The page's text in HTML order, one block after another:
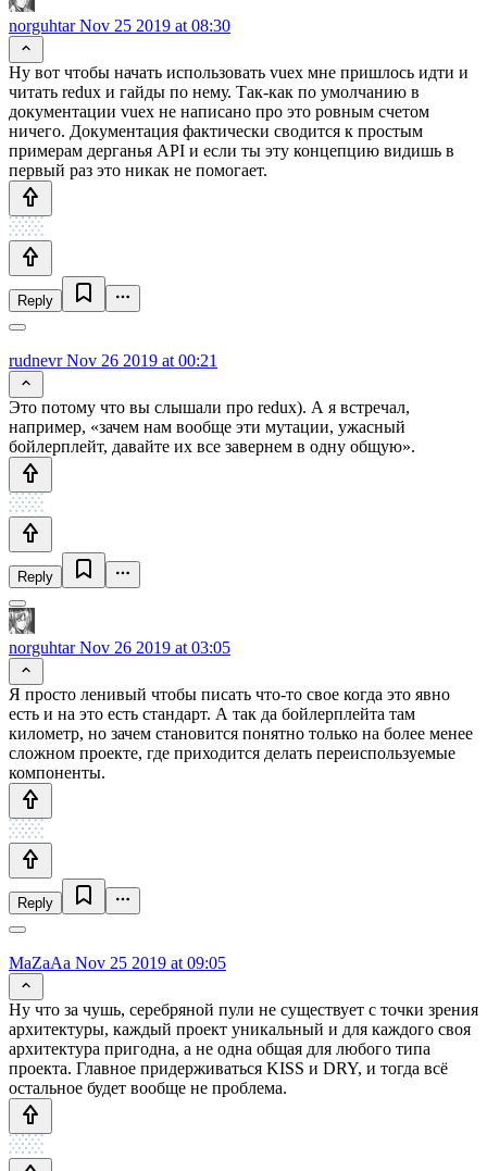
norguhtarNov 25 2019 at 08:30
Ну вот чтобы начать использовать vuex мне пришлось идти и
читать redux и гайды по нему. Так-как по умолчанию в
документации vuex не написано про это ровным счетом
ничего. Документация фактически сводится к простым
примерам дерганья API и если ты эту концепцию видишь в
первый раз это никак не помогает.
Reply
rudnevrNov 26 2019 at 00:21
Это потому что вы слышали про redux). А я встречал,
например, «зачем нам вообще эти мутации, ужасный
бойлерплейт, давайте их все завернем в одну общую».
Reply
norguhtarNov 26 2019 at 03:05
Я просто ленивый чтобы писать что-то свое когда это явно
есть и на это есть стандарт. А так да бойлерплейта там
километр, но зачем становится понятно только на более менее
сложном проекте, где приходится делать переиспользуемые
компоненты.
Reply
MaZaAa Nov 25 2019 at 09:05
Ну что за чушь, серебряной пули не существует с точки зрения
архитектуры, каждый проект уникальный и для каждого своя
архитектура пригодна, а не одна общая для любого типа
проекта. Главное придерживаться KISS и DRY, и тогда всё
остальное будет вообще не проблема.